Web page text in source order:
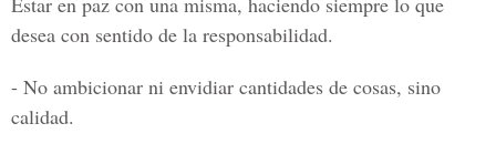
desea con sentido de la responsabilidad.
- No ambicionar ni envidiar cantidades de cosas, sino
calidad.